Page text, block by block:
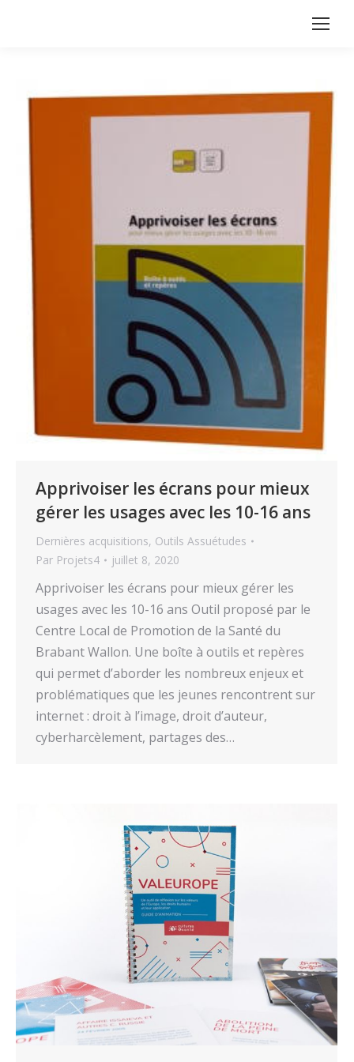
Apprivoiser les écrans pour mieux
gérer les usages avec les 10-16 ans
Dernières acquisitions, Outils Assuétudes
Par Projets4 juillet 8, 2020
Apprivoiser les écrans pour mieux gérer les
usages avec les 10-16 ans Outil proposé par le
Centre Local de Promotion de la Santé du
Brabant Wallon. Une boîte à outils et repères
qui permet d’aborder les nombreux enjeux et
problématiques que les jeunes rencontrent sur
internet : droit à l’image, droit d’auteur,
cyberharcèlement, partages des…